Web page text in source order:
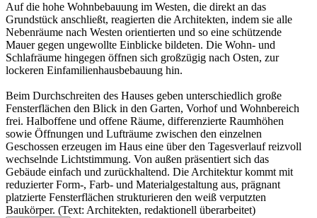
Auf die hohe Wohnbebauung im Westen, die direkt an das
Grundstück anschließt, reagierten die Architekten, indem sie alle
Nebenräume nach Westen orientierten und so eine schützende
Mauer gegen ungewollte Einblicke bildeten. Die Wohn- und
Schlafräume hingegen öffnen sich großzügig nach Osten, zur
lockeren Einfamilienhausbebauung hin.
Beim Durchschreiten des Hauses geben unterschiedlich große
Fensterflächen den Blick in den Garten, Vorhof und Wohnbereich
frei. Halboffene und offene Räume, differenzierte Raumhöhen
sowie Öffnungen und Lufträume zwischen den einzelnen
Geschossen erzeugen im Haus eine über den Tagesverlauf reizvoll
wechselnde Lichtstimmung. Von außen präsentiert sich das
Gebäude einfach und zurückhaltend. Die Architektur kommt mit
reduzierter Form-, Farb- und Materialgestaltung aus, prägnant
platzierte Fensterflächen strukturieren den weiß verputzten
Baukörper. (Text: Architekten, redaktionell überarbeitet)